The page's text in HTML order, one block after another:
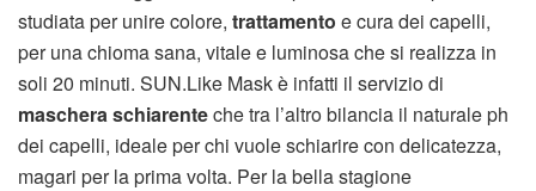
studiata per unire colore, trattamento e cura dei capelli,
per una chioma sana, vitale e luminosa che si realizza in
soli 20 minuti. SUN.Like Mask è infatti il servizio di
maschera schiarenteche tra l’altro bilancia il naturale ph
dei capelli, ideale per chi vuole schiarire con delicatezza,
magari per la prima volta. Per la bella stagione